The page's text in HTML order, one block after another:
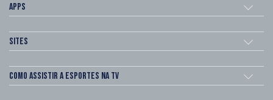
Apps
Sites
Como assistir a esportes na TV